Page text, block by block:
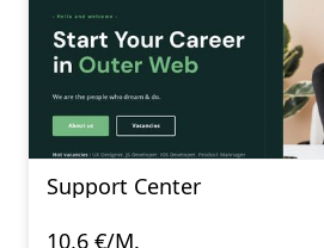
Support Center
10,6 €/M.